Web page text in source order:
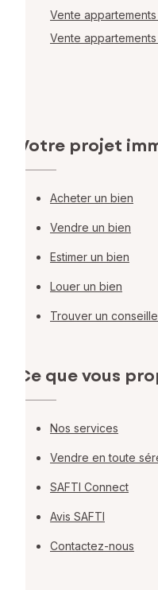
Vente
Vente appartements
Votre projet
Acheter un bien
Vendre un bien
Estimer un bien
Louer un bien
Trouver un
Ce que vous
Nos services
Vendre en toute
SAFTI Connect
Avis SAFTI
Contactez-nous